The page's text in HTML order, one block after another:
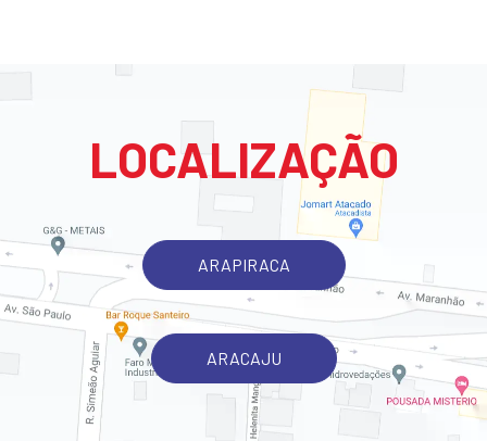
LOCALIZAÇÃO
ARAPIRACA
ARACAJU